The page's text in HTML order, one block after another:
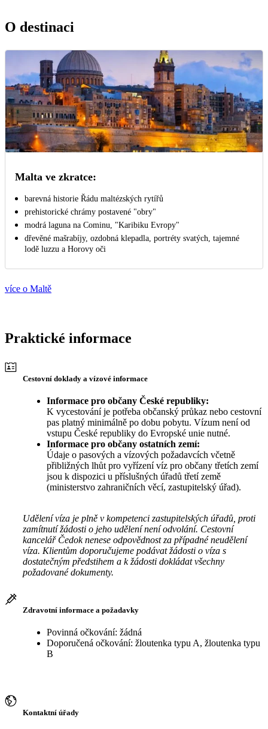
O destinaci
Malta ve zkratce:
barevná historie Řádu maltézských rytířů
prehistorické chrámy postavené "obry"
modrá laguna na Cominu, "Karibiku Evropy"
dřevěné mašrabíjy, ozdobná klepadla, portréty svatých, tajemné
lodě luzzu a Horovy oči
více o Maltě
Praktické informace
Cestovní doklady a vízové informace
Informace pro občany České republiky:
K vycestování je potřeba občanský průkaz nebo cestovní
pas platný minimálně po dobu pobytu. Vízum není od
vstupu České republiky do Evropské unie nutné.
Informace pro občany ostatních zemí:
Údaje o pasových a vízových požadavcích včetně
přibližných lhůt pro vyřízení víz pro občany třetích zemí
jsou k dispozici u příslušných úřadů třetí země
(ministerstvo zahraničních věcí, zastupitelský úřad).
Udělení víza je plně v kompetenci zastupitelských úřadů, proti
zamítnutí žádosti o jeho udělení není odvolání. Cestovní
kancelář Čedok nenese odpovědnost za případné neudělení
víza. Klientům doporučujeme podávat žádosti o víza s
dostatečným předstihem a k žádosti dokládat všechny
požadované dokumenty.
Zdravotní informace a požadavky
Povinná očkování: žádná
Doporučená očkování: žloutenka typu A, žloutenka typu
B
Kontaktní úřady